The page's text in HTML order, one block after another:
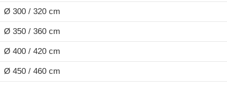
Ø 300 / 320 cm
Ø 350 / 360 cm
Ø 400 / 420 cm
Ø 450 / 460 cm